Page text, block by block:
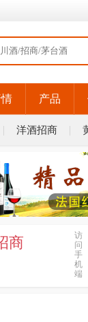
产品
洋酒招商
商
访
问
手
机
端